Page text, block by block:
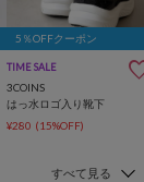
5％OFFクーポン
TIME SALE
3COINS
はっ水ロゴ入り靴下
¥280 (15%OFF)